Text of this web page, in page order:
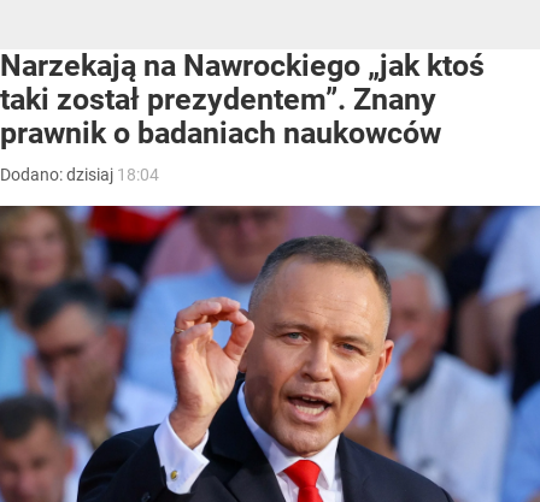
Narzekają na Nawrockiego „jak ktoś
taki został prezydentem”. Znany
prawnik o badaniach naukowców
Dodano:dzisiaj 18:04